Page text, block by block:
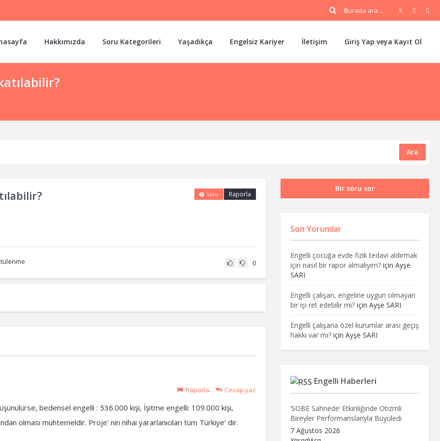
Hakkımızda Soru Kategorileri Yaşadıkça Engelsiz Kariyer İletişim Giriş Yap veya Kayıt Ol
Ara
Raporla
Soru
0
Raporla Cevap yaz
bedensel engelli : 536.000 kişi, İşitme engelli: 109.000 kişi,
olması muhtemeldir. Proje’ nin nihai yararlanıcıları tüm Türkiye’ dir.
Bir soru sor
Son Yorumlar
Engelli çocuğa evde fizik tedavi aldırmak
için nasıl bir rapor almalıyım?için Ayşe
SARI
Engelli çalışan, engeline uygun olmayan
bir işi ret edebilir mi?için Ayşe SARI
Engelli çalışana özel kurumlar arası geçiş
hakkı var mı?için Ayşe SARI
Engelli Haberleri
‘SOBE Sahnede’ Etkinliğinde Otizmli
Bireyler Performanslarıyla Büyüledi
7 Ağustos 2026